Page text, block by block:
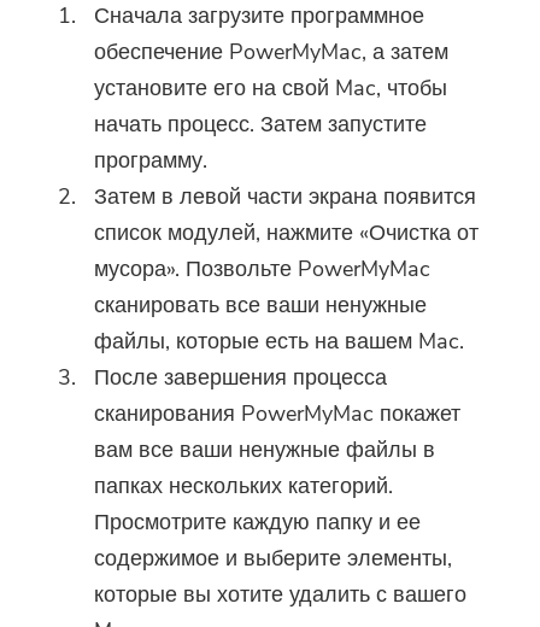
Сначала загрузите программное
обеспечение PowerMyMac, а затем
установите его на свой Mac, чтобы
начать процесс. Затем запустите
программу.
Затем в левой части экрана появится
список модулей, нажмите «Очистка от
мусора». Позвольте PowerMyMac
сканировать все ваши ненужные
файлы, которые есть на вашем Mac.
После завершения процесса
сканирования PowerMyMac покажет
вам все ваши ненужные файлы в
папках нескольких категорий.
Просмотрите каждую папку и ее
содержимое и выберите элементы,
которые вы хотите удалить с вашего
Вы почти закончили.
Подпишитесь на наши лучшие
предложения и новости о
приложениях iMyMac.
Горячая подсказка
Это программное обеспечение
можно только скачать. Это
программное обеспечение
можно загрузить и